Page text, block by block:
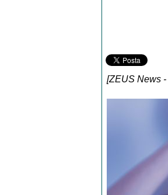
[ZEUS News-